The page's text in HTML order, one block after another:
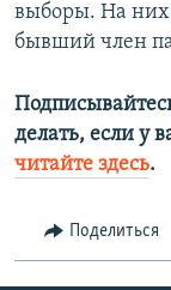
выборы. На них
бывший член
делать, если у
читайте здесь.
Поделиться